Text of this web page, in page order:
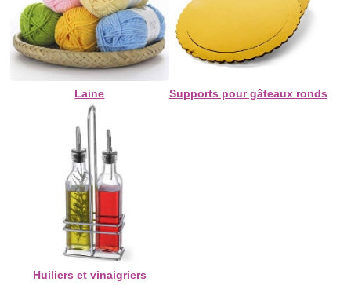
Laine Supports pour gâteaux ronds
Huiliers et vinaigriers